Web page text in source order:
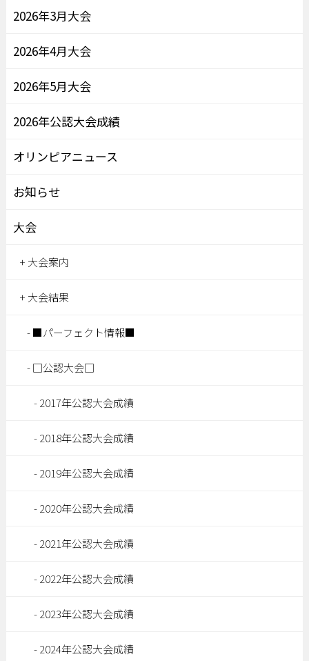
2026年3月大会
2026年4月大会
2026年5月大会
2026年公認大会成績
オリンピアニュース
お知らせ
大会
大会案内
大会結果
■パーフェクト情報■
□公認大会□
2017年公認大会成績
2018年公認大会成績
2019年公認大会成績
2020年公認大会成績
2021年公認大会成績
2022年公認大会成績
2023年公認大会成績
2024年公認大会成績